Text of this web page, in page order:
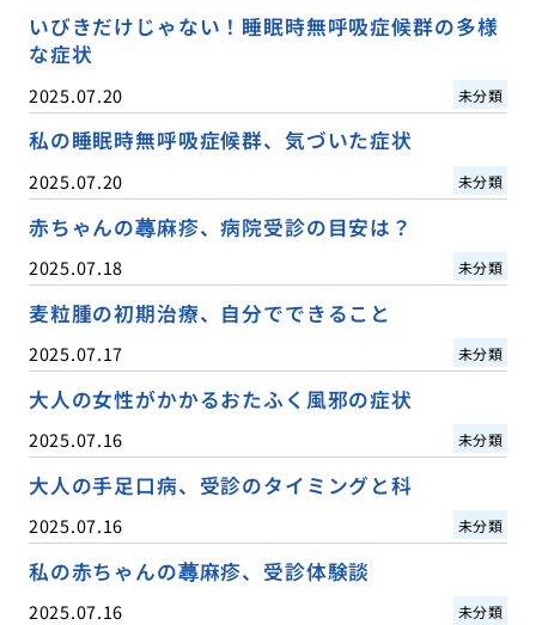
いびきだけじゃない！睡眠時無呼吸症候群の多様
な症状
2025.07.20 未分類
私の睡眠時無呼吸症候群、気づいた症状
2025.07.20 未分類
赤ちゃんの蕁麻疹、病院受診の目安は？
2025.07.18 未分類
麦粒腫の初期治療、自分でできること
2025.07.17 未分類
大人の女性がかかるおたふく風邪の症状
2025.07.16 未分類
大人の手足口病、受診のタイミングと科
2025.07.16 未分類
私の赤ちゃんの蕁麻疹、受診体験談
2025.07.16 未分類